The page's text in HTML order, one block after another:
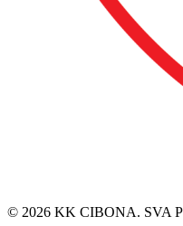
© 2026 KK CIBONA. SVA